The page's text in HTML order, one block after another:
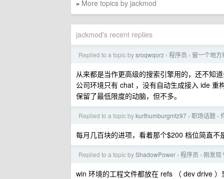
» More topics by jackmod
jackmod's recent replies
Replied to a topic bysroqwqorz › 程序员 › 留一个地方
从来都是当作更高级的搜索引擎用的，还不知
公司环境只有 chat ，没有自动生成接入 ide 重
保留了最低限度的动脑，但不多。
Replied to a topic bykurthumburgmtz97 › 职场话题 ›
每月几百块的进项，看着那个$200 档位简直
Replied to a topic byShadowPower › 程序员 › 刚发现
win 环境的工程文件都放在 refs （ dev drive